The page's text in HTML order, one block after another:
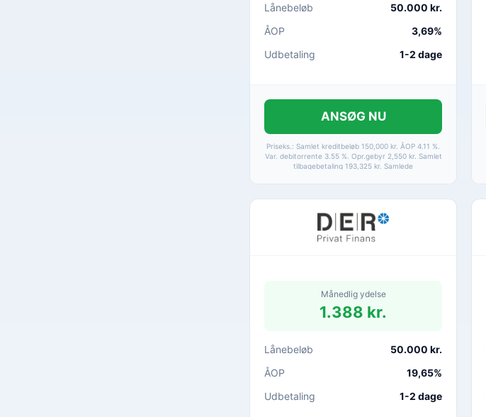
Lånebeløb
50.000 kr.
ÅOP
3,69%
Udbetaling
1-2 dage
ANSØG NU
Priseks.: Samlet kreditbeløb 150,000 kr. ÅOP 4.11 %.
Var. debitorrente 3.55 %. Opr.gebyr 2,550 kr. Samlet
tilbagebetaling 193,325 kr. Samlede
Månedlig ydelse
1.388 kr.
Lånebeløb
50.000 kr.
ÅOP
19,65%
Udbetaling
1-2 dage